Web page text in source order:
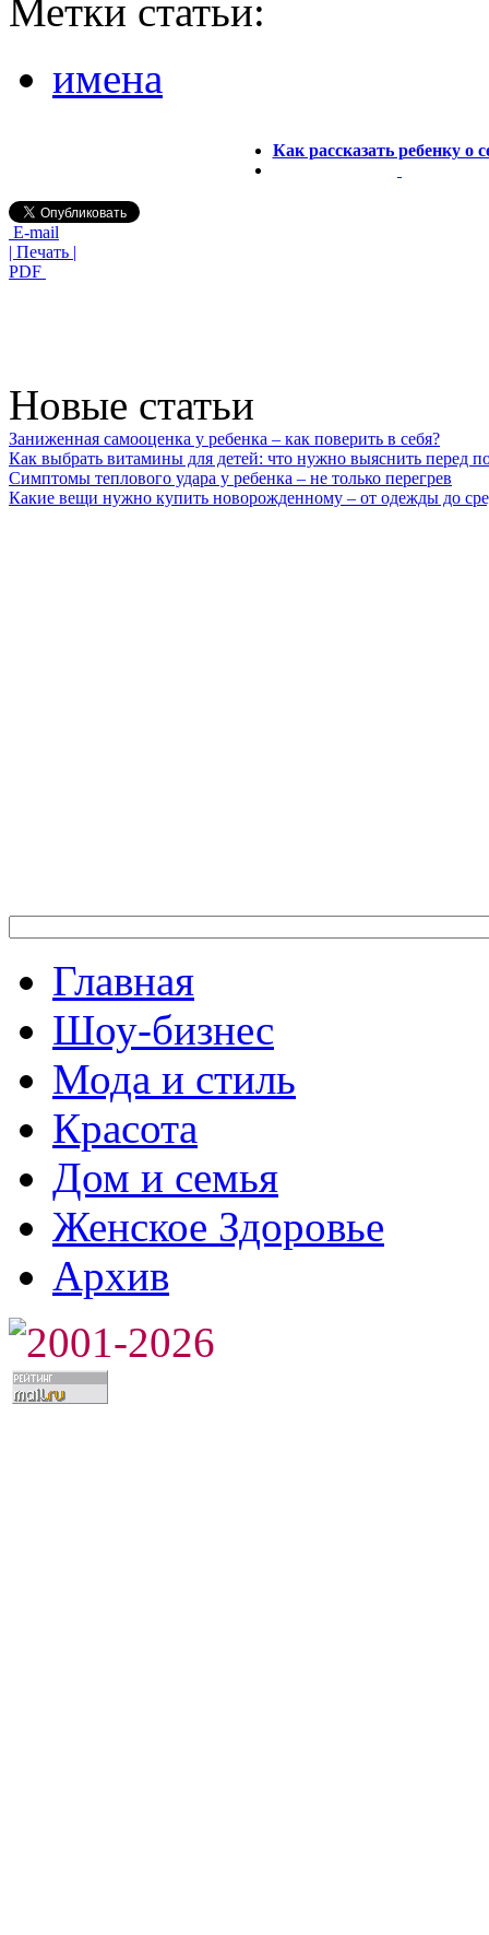
Метки статьи:
имена
Как рассказать ребенку о
E-mail
| Печать |
PDF
Новые статьи
Заниженная самооценка у ребенка – как поверить в себя?
Как выбрать витамины для детей: что нужно выяснить перед
Симптомы теплового удара у ребенка – не только перегрев
Какие вещи нужно купить новорожденному – от одежды до
Главная
Шоу-бизнес
Мода и стиль
Красота
Дом и семья
Женское Здоровье
Архив
2001-2026